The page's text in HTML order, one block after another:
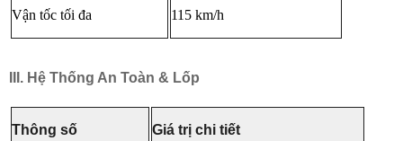
Vận tốc tối đa 115 km/h
III. Hệ Thống An Toàn & Lốp
Thông số Giá trị chi tiết